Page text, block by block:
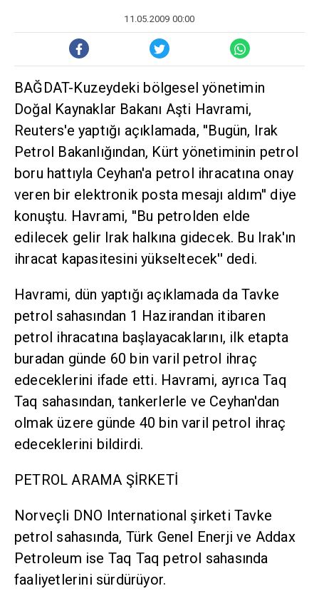
11.05.2009 00:00
BAĞDAT-Kuzeydeki bölgesel yönetimin
Doğal Kaynaklar Bakanı Aşti Havrami,
Reuters'e yaptığı açıklamada, ''Bugün, Irak
Petrol Bakanlığından, Kürt yönetiminin petrol
boru hattıyla Ceyhan'a petrol ihracatına onay
veren bir elektronik posta mesajı aldım'' diye
konuştu. Havrami, ''Bu petrolden elde
edilecek gelir Irak halkına gidecek. Bu Irak'ın
ihracat kapasitesini yükseltecek'' dedi.
Havrami, dün yaptığı açıklamada da Tavke
petrol sahasından 1 Hazirandan itibaren
petrol ihracatına başlayacaklarını, ilk etapta
buradan günde 60 bin varil petrol ihraç
edeceklerini ifade etti. Havrami, ayrıca Taq
Taq sahasından, tankerlerle ve Ceyhan'dan
olmak üzere günde 40 bin varil petrol ihraç
edeceklerini bildirdi.
PETROL ARAMA ŞİRKETİ
Norveçli DNO International şirketi Tavke
petrol sahasında, Türk Genel Enerji ve Addax
Petroleum ise Taq Taq petrol sahasında
faaliyetlerini sürdürüyor.